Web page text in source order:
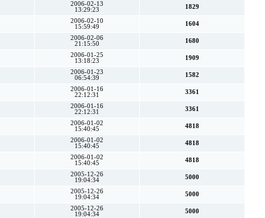
2006-02-13
13:29:23
1829
2006-02-10
15:59:49
1604
2006-02-06
21:15:50
1680
2006-01-25
13:18:23
1909
2006-01-23
06:54:39
1582
2006-01-16
22:12:31
3361
2006-01-16
22:12:31
3361
2006-01-02
15:40:45
4818
2006-01-02
15:40:45
4818
2006-01-02
15:40:45
4818
2005-12-26
19:04:34
5000
2005-12-26
19:04:34
5000
2005-12-26
19:04:34
5000